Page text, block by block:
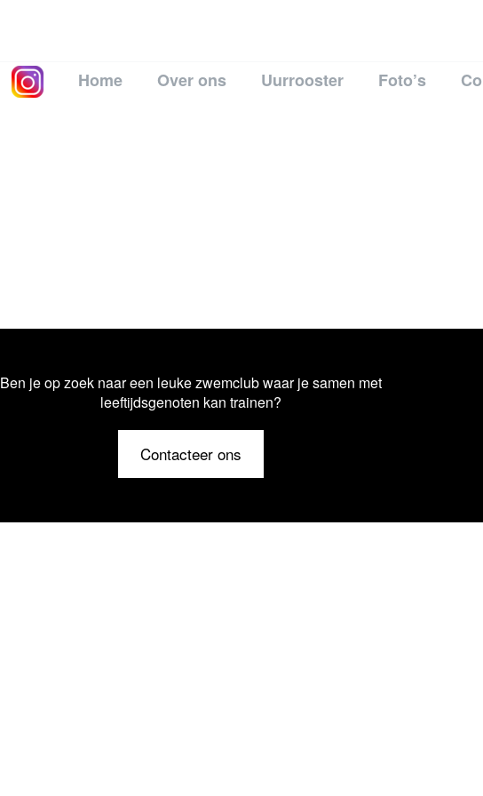
Home Over ons Uurrooster Foto’s
Ben je op zoek naar een leuke zwemclub waar je samen met
leeftijdsgenoten kan trainen?
Contacteer ons